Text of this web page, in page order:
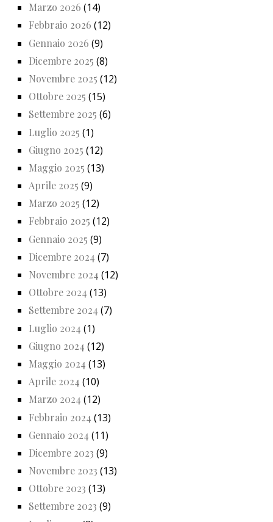
Marzo 2026 (14)
Febbraio 2026 (12)
Gennaio 2026 (9)
Dicembre 2025 (8)
Novembre 2025 (12)
Ottobre 2025 (15)
Settembre 2025 (6)
Luglio 2025 (1)
Giugno 2025 (12)
Maggio 2025 (13)
Aprile 2025 (9)
Marzo 2025 (12)
Febbraio 2025 (12)
Gennaio 2025 (9)
Dicembre 2024 (7)
Novembre 2024 (12)
Ottobre 2024 (13)
Settembre 2024 (7)
Luglio 2024 (1)
Giugno 2024 (12)
Maggio 2024 (13)
Aprile 2024 (10)
Marzo 2024 (12)
Febbraio 2024 (13)
Gennaio 2024 (11)
Dicembre 2023 (9)
Novembre 2023 (13)
Ottobre 2023 (13)
Settembre 2023 (9)